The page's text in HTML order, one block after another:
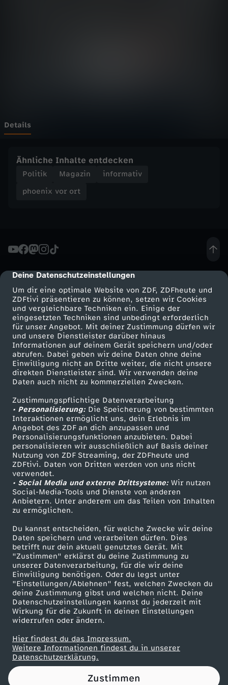
cmp-dialog-description
Deine Datenschutzeinstellungen
Um dir eine optimale Website von ZDF, ZDFheute und
ZDFtivi präsentieren zu können, setzen wir Cookies
und vergleichbare Techniken ein. Einige der
eingesetzten Techniken sind unbedingt erforderlich
für unser Angebot. Mit deiner Zustimmung dürfen wir
und unsere Dienstleister darüber hinaus
Informationen auf deinem Gerät speichern und/oder
abrufen. Dabei geben wir deine Daten ohne deine
Einwilligung nicht an Dritte weiter, die nicht unsere
direkten Dienstleister sind. Wir verwenden deine
Daten auch nicht zu kommerziellen Zwecken.
Zustimmungspflichtige Datenverarbeitung
• Personalisierung:Die Speicherung von bestimmten
Interaktionen ermöglicht uns, dein Erlebnis im
Angebot des ZDF an dich anzupassen und
Personalisierungsfunktionen anzubieten. Dabei
personalisieren wir ausschließlich auf Basis deiner
Nutzung von ZDF Streaming, der ZDFheute und
ZDFtivi. Daten von Dritten werden von uns nicht
verwendet.
• Social Media und externe Drittsysteme:Wir nutzen
Social-Media-Tools und Dienste von anderen
Anbietern. Unter anderem um das Teilen von Inhalten
zu ermöglichen.
Du kannst entscheiden, für welche Zwecke wir deine
Daten speichern und verarbeiten dürfen. Dies
betrifft nur dein aktuell genutztes Gerät. Mit
"Zustimmen" erklärst du deine Zustimmung zu
unserer Datenverarbeitung, für die wir deine
Einwilligung benötigen. Oder du legst unter
"Einstellungen/Ablehnen" fest, welchen Zwecken du
deine Zustimmung gibst und welchen nicht. Deine
Datenschutzeinstellungen kannst du jederzeit mit
Wirkung für die Zukunft in deinen Einstellungen
widerrufen oder ändern.
Hier findest du das Impressum.
Weitere Informationen findest du in unserer
Datenschutzerklärung.
Zustimmen
t
A
-
A
n
t
r
ä
g
e
z
u
e
r
n
e
u
e
r
b
Details
Ähnliche Inhalte entdecken
Politik Magazin
informativ
phoenix vor ort
Mehr ZDF
ZDF-Apps
Smart TV
ZDFtext
Livestreams
Sendungen A-Z
TV-Programm
Service
ZDFmitreden
Kontakt zum ZDF
Tickets
Zuschauerservice
Hilfe
ZDF Unternehmen
Karriere
ZDF goes Schule
Werbefernsehen
Mainzelmännchen
Partner